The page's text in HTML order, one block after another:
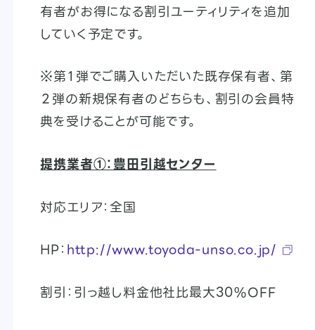
有者がお得になる割引ユーティリティを追加
していく予定です。
※第１弾でご購入いただいた既存保有者、第
２弾の新規保有者のどちらも、割引の会員特
典を受けることが可能です。
提携業者①：豊田引越センター
対応エリア：全国
HP： http://www.toyoda-unso.co.jp/
割引：引っ越し料金他社比最大30%OFF